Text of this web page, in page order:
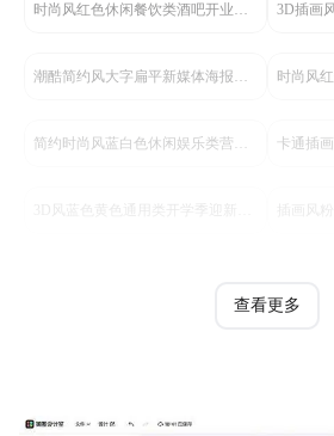
时尚风红色休闲餐饮类酒吧开业活动营销手机全屏海报
潮酷简约风大字扁平新媒体海报设计干货分享小红书封面
简约时尚风蓝白色休闲娱乐类营销带货酒吧营销手机全屏海报
查看更多